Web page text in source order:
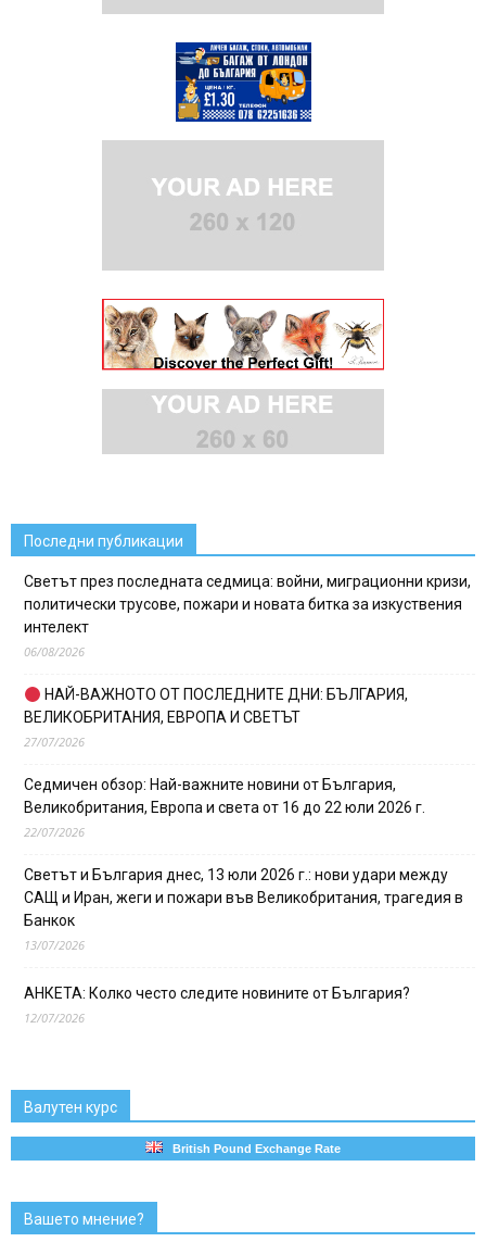
Последни публикации
Светът през последната седмица: войни, миграционни кризи,
политически трусове, пожари и новата битка за изкуствения
интелект
06/08/2026
НАЙ-ВАЖНОТО ОТ ПОСЛЕДНИТЕ ДНИ: БЪЛГАРИЯ,
ВЕЛИКОБРИТАНИЯ, ЕВРОПА И СВЕТЪТ
27/07/2026
Седмичен обзор: Най-важните новини от България,
Великобритания, Европа и света от 16 до 22 юли 2026 г.
22/07/2026
Светът и България днес, 13 юли 2026 г.: нови удари между
САЩ и Иран, жеги и пожари във Великобритания, трагедия в
Банкок
13/07/2026
АНКЕТА: Колко често следите новините от България?
12/07/2026
Валутен курс
British Pound Exchange Rate
Вашето мнение?